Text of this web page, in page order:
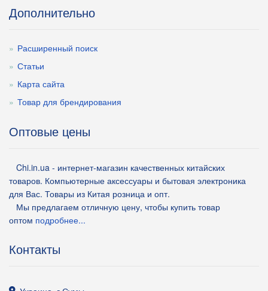
Дополнительно
Расширенный поиск
Статьи
Карта сайта
Товар для брендирования
Оптовые цены
Chi.in.ua - интернет-магазин качественных китайских
товаров. Компьютерные аксессуары и бытовая электроника
для Вас. Товары из Китая розница и опт.
Мы предлагаем отличную цену, чтобы купить товар
оптом подробнее...
Контакты